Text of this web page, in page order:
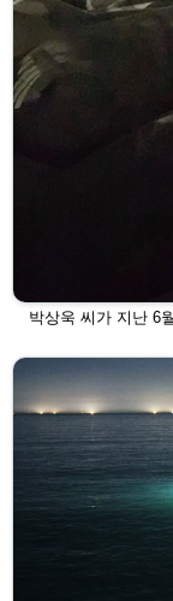
박상욱 씨가 지난 6